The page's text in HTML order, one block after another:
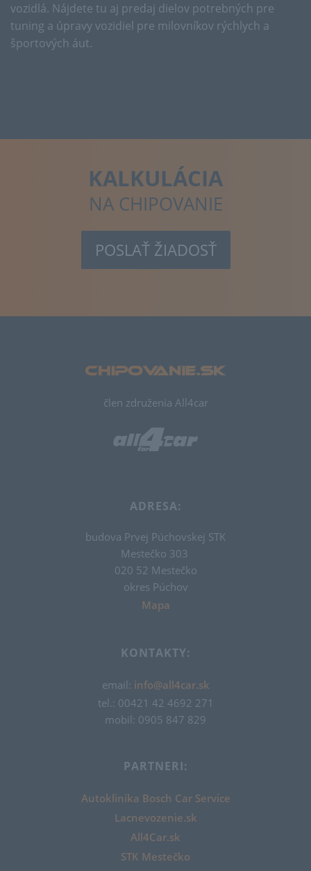
vozidlá. Nájdete tu aj predaj dielov potrebných pre
tuning a úpravy vozidiel pre milovníkov rýchlych a
športových áut.
KALKULÁCIA
NA CHIPOVANIE
POSLAŤ ŽIADOSŤ
člen združenia All4car
ADRESA:
budova Prvej Púchovskej STK
Mestečko 303
020 52 Mestečko
okres Púchov
Mapa
KONTAKTY:
email: info@all4car.sk
tel.: 00421 42 4692 271
mobil: 0905 847 829
PARTNERI:
Autoklinika Bosch Car Service
Lacnevozenie.sk
All4Car.sk
STK Mestečko